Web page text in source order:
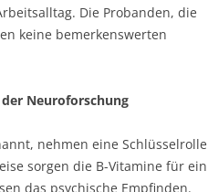
Die Probanden, die
keine bemerkenswerten
Neuroforschung
nehmen eine Schlüsselrolle
sorgen die B-Vitamine für ein
das psychische Empfinden.